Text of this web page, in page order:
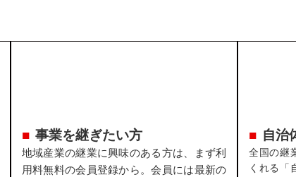
事業を継ぎたい方
地域産業の継業に興味のある方は、まず利
用料無料の会員登録から。会員には最新の
自治
全国の継
くれる「